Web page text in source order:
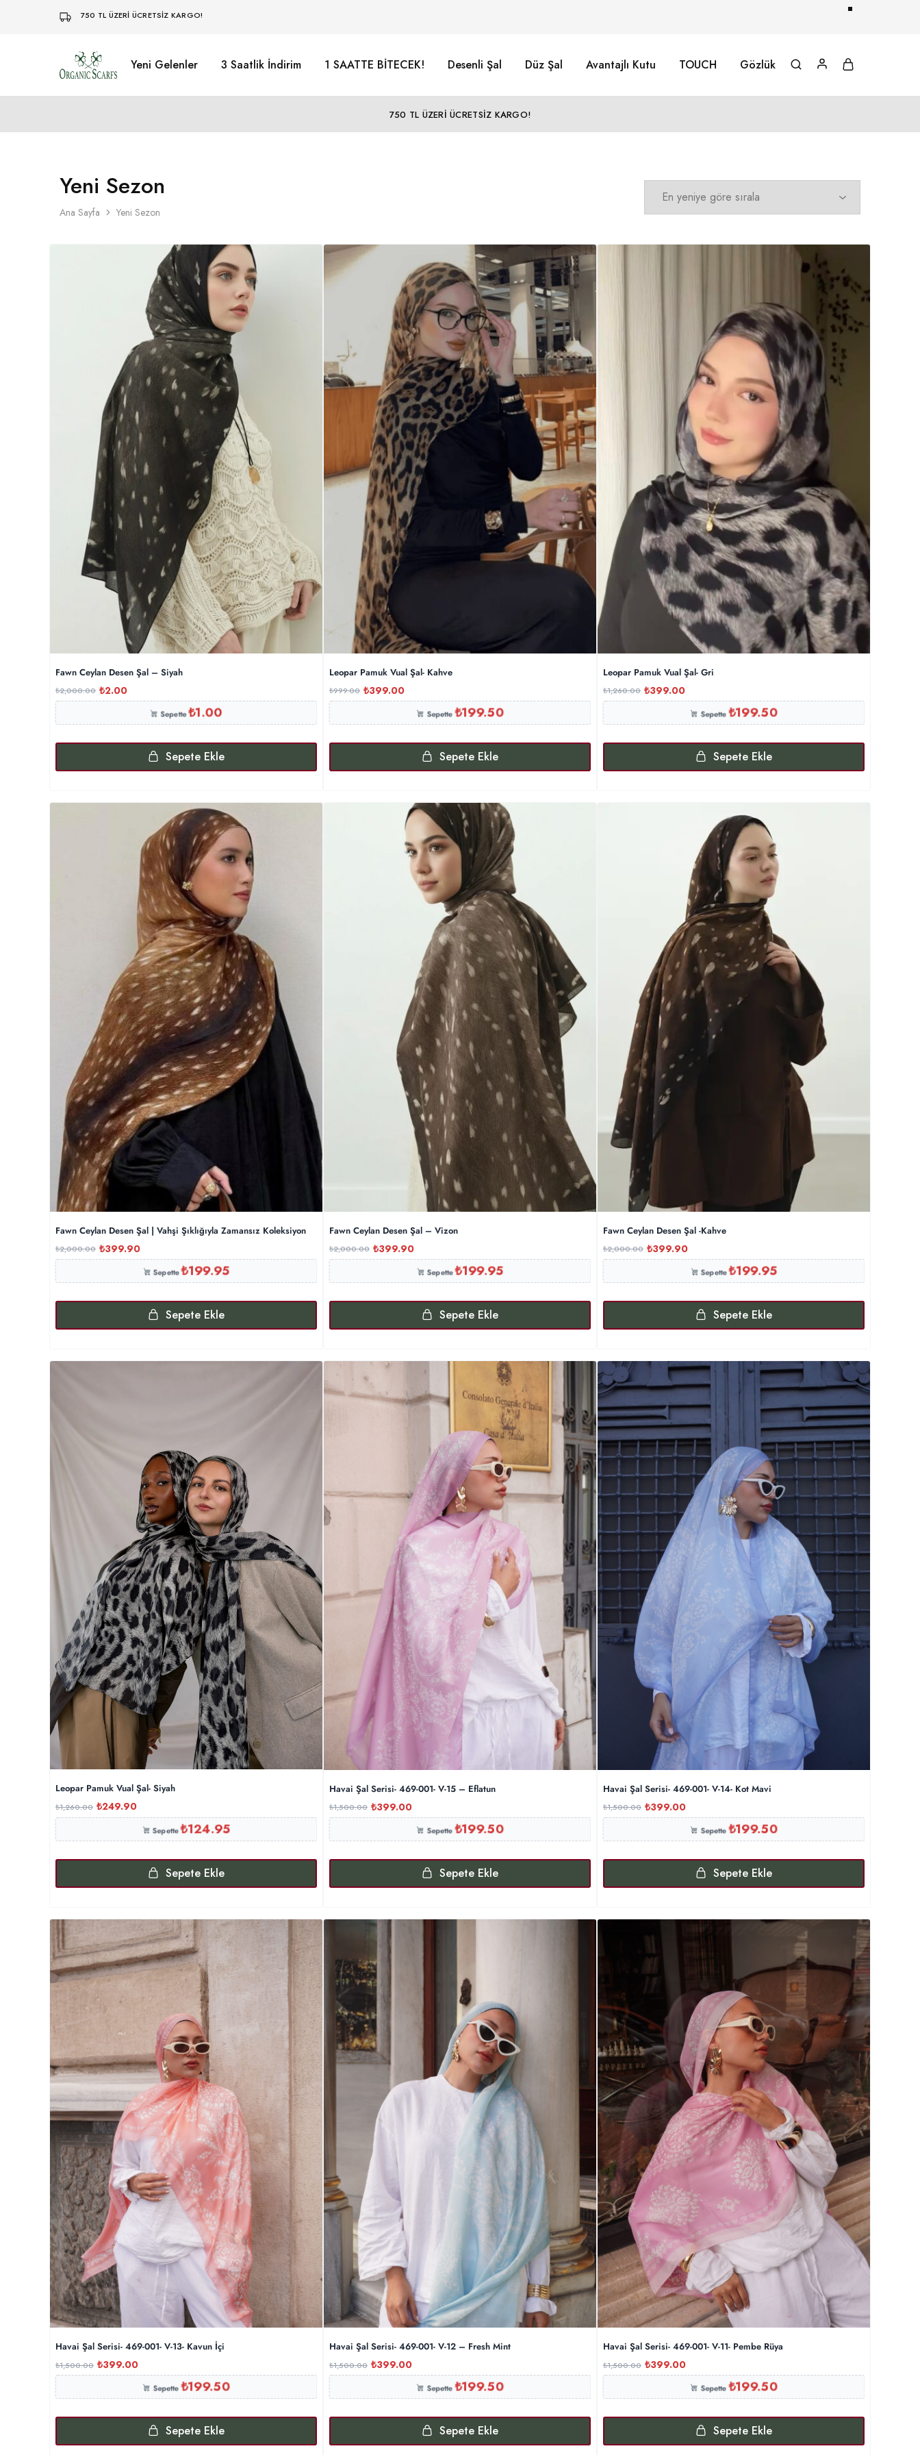
750 TL ÜZERİ ÜCRETSİZ KARGO!
Organikscarf Yeni Gelenler 3 Saatlik İndirim 1 SAATTE BİTECEK! Desenli Şal Düz Şal Avantajlı Kutu TOUCH Gözlük
750 TL ÜZERİ ÜCRETSİZ KARGO!
Yeni Sezon
Ana Sayfa Yeni Sezon
Fawn Ceylan Desen Şal – Siyah
₺2,000.00 ₺2.00
Sepette₺1.00
Sepete Ekle
Leopar Pamuk Vual Şal- Kahve
₺999.00 ₺399.00
Sepette₺199.50
Sepete Ekle
Leopar Pamuk Vual Şal- Gri
₺1,260.00 ₺399.00
Sepette₺199.50
Sepete Ekle
Fawn Ceylan Desen Şal | Vahşi Şıklığıyla Zamansız Koleksiyon
₺2,000.00 ₺399.90
Sepette₺199.95
Sepete Ekle
Fawn Ceylan Desen Şal – Vizon
₺2,000.00 ₺399.90
Sepette₺199.95
Sepete Ekle
Fawn Ceylan Desen Şal -Kahve
₺2,000.00 ₺399.90
Sepette₺199.95
Sepete Ekle
Leopar Pamuk Vual Şal- Siyah
₺1,260.00 ₺249.90
Sepette₺124.95
Sepete Ekle
Havai Şal Serisi- 469-001- V-15 – Eflatun
₺1,500.00 ₺399.00
Sepette₺199.50
Sepete Ekle
Havai Şal Serisi- 469-001- V-14- Kot Mavi
₺1,500.00 ₺399.00
Sepette₺199.50
Sepete Ekle
Havai Şal Serisi- 469-001- V-13- Kavun İçi
₺1,500.00 ₺399.00
Sepette₺199.50
Sepete Ekle
Havai Şal Serisi- 469-001- V-12 – Fresh Mint
₺1,500.00 ₺399.00
Sepette₺199.50
Sepete Ekle
Havai Şal Serisi- 469-001- V-11- Pembe Rüya
₺1,500.00 ₺399.00
Sepette₺199.50
Sepete Ekle